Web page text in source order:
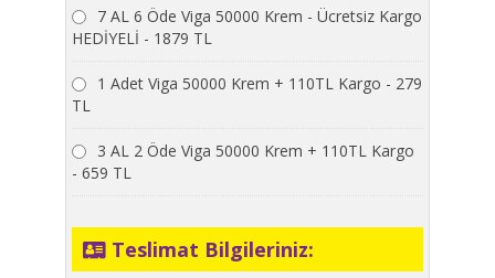
7 AL 6 Öde Viga 50000 Krem - Ücretsiz Kargo
HEDİYELİ - 1879 TL
1 Adet Viga 50000 Krem + 110TL Kargo - 279
TL
3 AL 2 Öde Viga 50000 Krem + 110TL Kargo
- 659 TL
Teslimat Bilgileriniz: